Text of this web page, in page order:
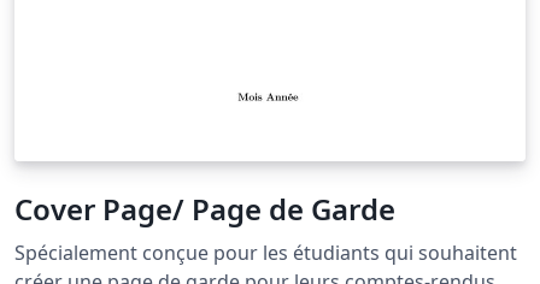
Cover Page/ Page de Garde
Spécialement conçue pour les étudiants qui souhaitent